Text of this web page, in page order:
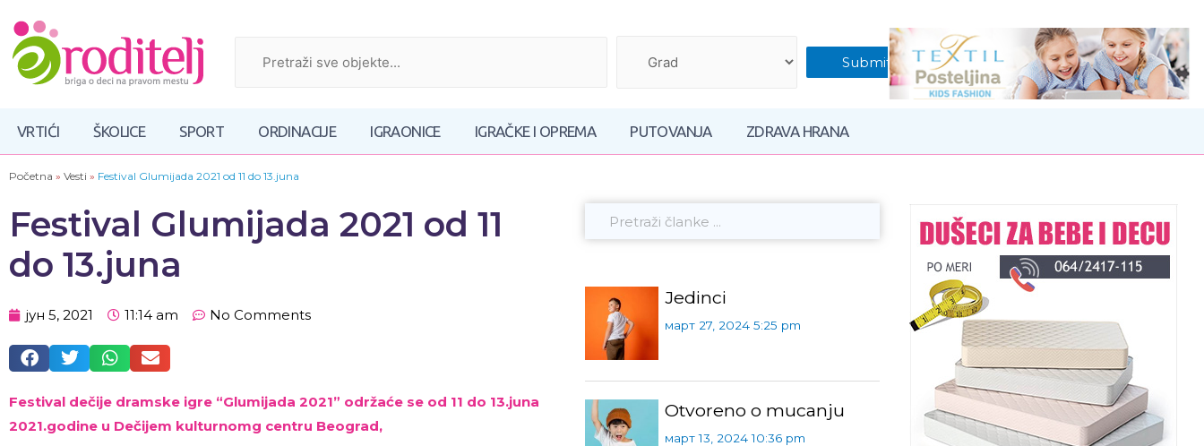
VRTIĆI ŠKOLICE SPORT ORDINACIJE IGRAONICE IGRAČKE I OPREMA PUTOVANJA ZDRAVA HRANA
Početna » Vesti » Festival Glumijada 2021 od 11 do 13.juna
Festival Glumijada 2021 od 11
do 13.juna
јун 5, 2021 11:14 am No Comments
Festival dečije dramske igre “Glumijada 2021” održaće se od 11 do 13.juna
2021.godine u Dečijem kulturnomg centru Beograd,
Jedinci
март 27, 2024 5:25 pm
Otvoreno o mucanju
март 13, 2024 10:36 pm